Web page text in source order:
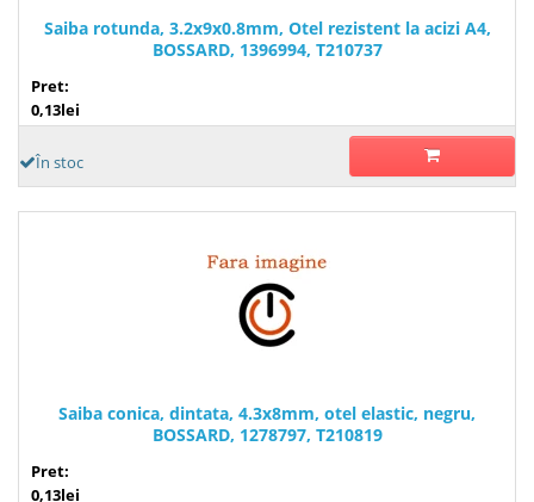
Saiba rotunda, 3.2x9x0.8mm, Otel rezistent la acizi A4,
BOSSARD, 1396994, T210737
Pret:
0,13lei
În stoc
Saiba conica, dintata, 4.3x8mm, otel elastic, negru,
BOSSARD, 1278797, T210819
Pret:
0,13lei